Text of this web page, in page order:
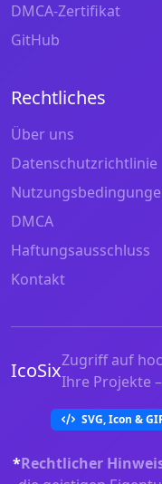
DMCA-Zertifikat
GitHub
Rechtliches
Über uns
Datenschutzrichtlinie
DMCA
Haftungsausschluss
Kontakt
IcoSixZugriff auf
Ihre Projekte
SVG, Icon &
*Rechtlicher